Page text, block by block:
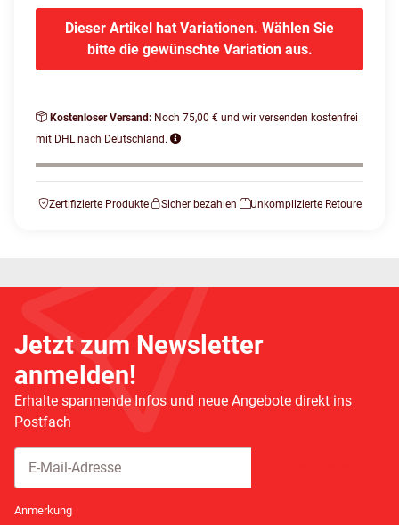
Dieser Artikel hat Variationen. Wählen Sie
bitte die gewünschte Variation aus.
Kostenloser Versand: Noch 75,00 € und wir versenden kostenfrei
mit DHL nach Deutschland.
Zertifizierte Produkte Sicher bezahlen Unkomplizierte Retoure
Jetzt zum Newsletter
anmelden!
Erhalte spannende Infos und neue Angebote direkt ins
Postfach
Anmerkung